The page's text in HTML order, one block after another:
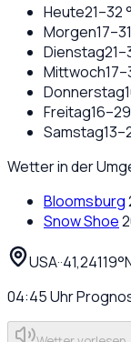
Heute21–32
Morgen17–31
Dienstag21–
Mittwoch17–
Donnerstag
Freitag16–29
Samstag13–
Wetter in der
Bloomsburg
Snow Shoe
USA··41,24119
04:45Uhr